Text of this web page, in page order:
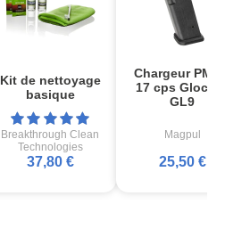
Kit de nettoyage
basique
Breakthrough Clean
Technologies
37,80 €
Chargeur
17 cps
GL9
Magpul
25,50 €